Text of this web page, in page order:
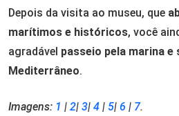
Depois da visita ao museu, que
marítimos e históricos, você
agradável passeio pela marina e
Mediterrâneo.
Imagens: 1 | 2| 3| 4 | 5| 6 | 7.